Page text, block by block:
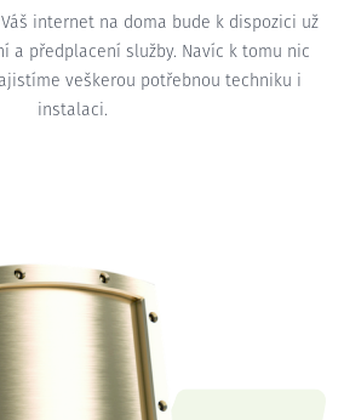
Váš internet na doma bude k dispozici už
a předplacení služby. Navíc k tomu nic
veškerou potřebnou techniku i
instalaci.